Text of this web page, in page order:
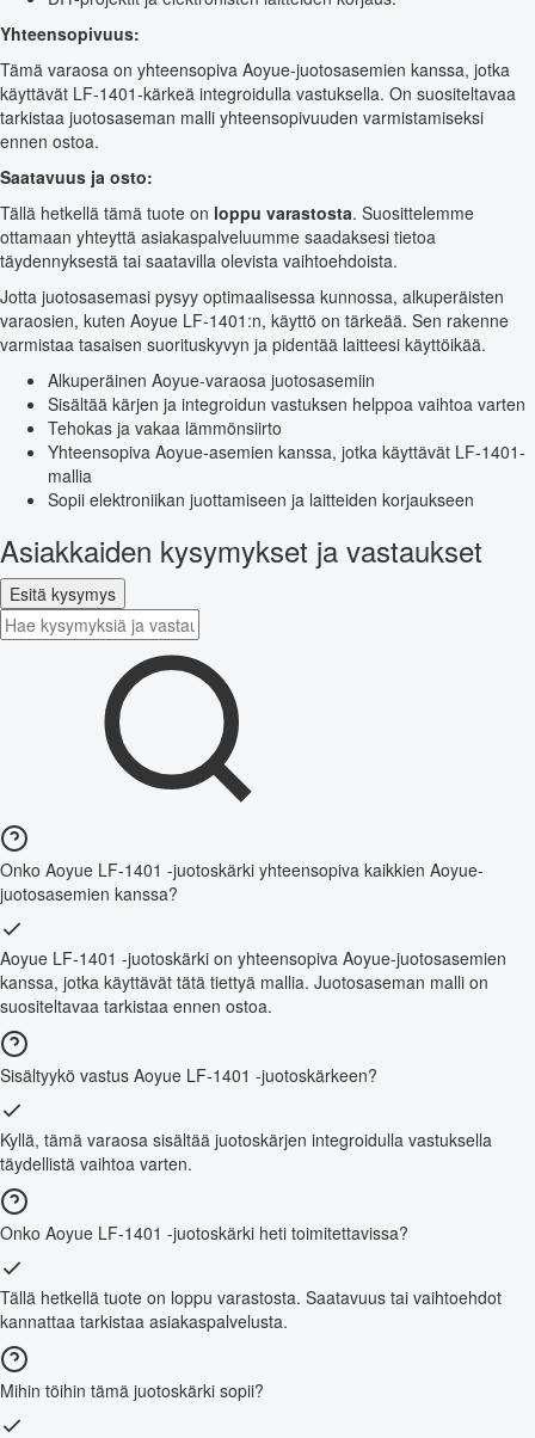
Yhteensopivuus:
Tämä varaosa on yhteensopiva Aoyue-juotosasemien kanssa, jotka
käyttävät LF-1401-kärkeä integroidulla vastuksella. On suositeltavaa
tarkistaa juotosaseman malli yhteensopivuuden varmistamiseksi
ennen ostoa.
Saatavuus ja osto:
Tällä hetkellä tämä tuote on loppu varastosta. Suosittelemme
ottamaan yhteyttä asiakaspalveluumme saadaksesi tietoa
täydennyksestä tai saatavilla olevista vaihtoehdoista.
Jotta juotosasemasi pysyy optimaalisessa kunnossa, alkuperäisten
varaosien, kuten Aoyue LF-1401:n, käyttö on tärkeää. Sen rakenne
varmistaa tasaisen suorituskyvyn ja pidentää laitteesi käyttöikää.
Alkuperäinen Aoyue-varaosa juotosasemiin
Sisältää kärjen ja integroidun vastuksen helppoa vaihtoa varten
Tehokas ja vakaa lämmönsiirto
Yhteensopiva Aoyue-asemien kanssa, jotka käyttävät LF-1401-
mallia
Sopii elektroniikan juottamiseen ja laitteiden korjaukseen
Asiakkaiden kysymykset ja vastaukset
Esitä kysymys
Onko Aoyue LF-1401 -juotoskärki yhteensopiva kaikkien Aoyue-
juotosasemien kanssa?
Aoyue LF-1401 -juotoskärki on yhteensopiva Aoyue-juotosasemien
kanssa, jotka käyttävät tätä tiettyä mallia. Juotosaseman malli on
suositeltavaa tarkistaa ennen ostoa.
Sisältyykö vastus Aoyue LF-1401 -juotoskärkeen?
Kyllä, tämä varaosa sisältää juotoskärjen integroidulla vastuksella
täydellistä vaihtoa varten.
Onko Aoyue LF-1401 -juotoskärki heti toimitettavissa?
Tällä hetkellä tuote on loppu varastosta. Saatavuus tai vaihtoehdot
kannattaa tarkistaa asiakaspalvelusta.
Mihin töihin tämä juotoskärki sopii?